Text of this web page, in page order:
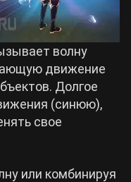
волну
движение
Долгое
(синюю),
свое
или комбинируя